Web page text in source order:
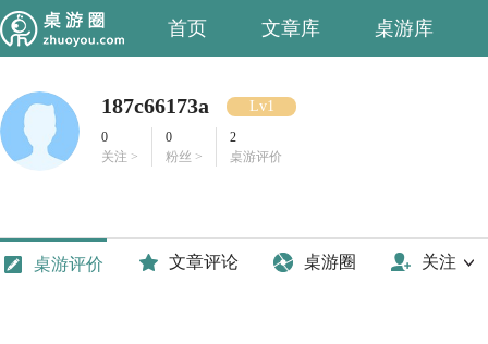
首页 文章库 桌游库
187c66173a Lv1
0
关注 >
0
粉丝 >
2
桌游评价
桌游评价 文章评论 桌游圈 关注